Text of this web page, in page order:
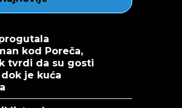
kod Poreča,
tvrdi da su gosti
je kuća